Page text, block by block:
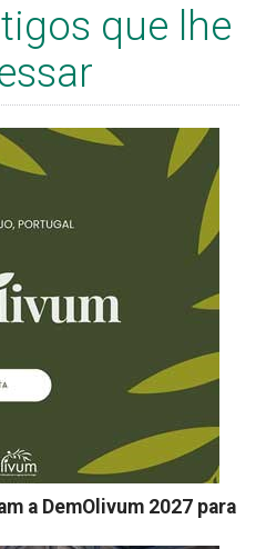
que lhe
a DemOlivum 2027 para